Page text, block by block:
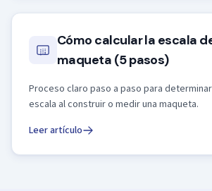
Cómo calcular la escala
maqueta (5 pasos)
Proceso claro paso a paso para
escala al construir o medir una maqueta.
Leer artículo